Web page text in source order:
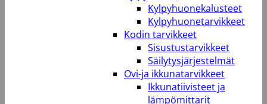
Kylpyhuonekalusteet
Kylpyhuonetarvikkeet
Kodin tarvikkeet
Sisustustarvikkeet
Säilytysjärjestelmät
Ovi-ja ikkunatarvikkeet
Ikkunatiivisteet ja
lämpömittarit